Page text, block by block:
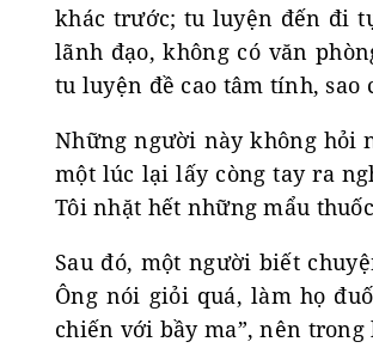
khác trước; tu luyện đến đi
lãnh đạo, không có văn
tu luyện đề cao tâm tính, sao
Những người này không hỏi
một lúc lại lấy còng tay ra
Tôi nhặt hết những mẩu
Sau đó, một người biết
Ông nói giỏi quá, làm họ
chiến với bầy ma”, nên trong